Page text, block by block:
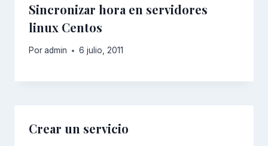
Sincronizar hora en servidores
linux Centos
Poradmin 6 julio, 2011
Crear un servicio